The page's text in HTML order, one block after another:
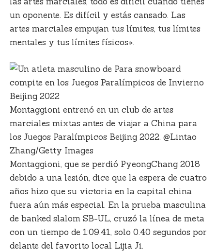
un oponente. Es difícil y estás cansado. Las
artes marciales empujan tus límites, tus límites
mentales y tus límites físicos».
Montaggioni entrenó en un club de artes
marciales mixtas antes de viajar a China para
los Juegos Paralímpicos Beijing 2022. @Lintao
Zhang/Getty Images
Montaggioni, que se perdió PyeongChang 2018
debido a una lesión, dice que la espera de cuatro
años hizo que su victoria en la capital china
fuera aún más especial. En la prueba masculina
de banked slalom SB-UL, cruzó la línea de meta
con un tiempo de 1:09.41, solo 0.40 segundos por
delante del favorito local Lijia Ji.